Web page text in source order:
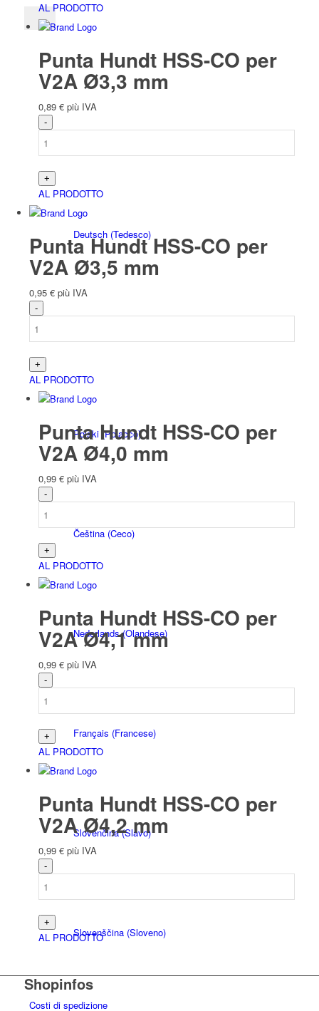
Deutsch(Tedesco)
Polski(Polacco)
Čeština(Ceco)
Nederlands(Olandese)
Français (Francese)
Slovenčina(Slavo)
Slovenščina(Sloveno)
AL PRODOTTO
Punta Hundt HSS-CO per
V2A Ø3,3 mm
0,89 € più IVA
AL PRODOTTO
Punta Hundt HSS-CO per
V2A Ø3,5 mm
0,95 € più IVA
AL PRODOTTO
Punta Hundt HSS-CO per
V2A Ø4,0 mm
0,99 € più IVA
AL PRODOTTO
Punta Hundt HSS-CO per
V2A Ø4,1 mm
0,99 € più IVA
AL PRODOTTO
Punta Hundt HSS-CO per
V2A Ø4,2 mm
0,99 € più IVA
AL PRODOTTO
Shopinfos
Costi di spedizione